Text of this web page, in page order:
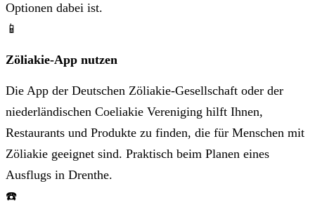
Optionen dabei ist.
📱
Zöliakie-App nutzen
Die App der Deutschen Zöliakie-Gesellschaft oder der
niederländischen Coeliakie Vereniging hilft Ihnen,
Restaurants und Produkte zu finden, die für Menschen mit
Zöliakie geeignet sind. Praktisch beim Planen eines
Ausflugs in Drenthe.
☎️